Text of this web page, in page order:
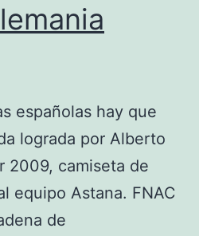
españolas hay que
lograda por Alberto
2009, camiseta de
equipo Astana. FNAC
de